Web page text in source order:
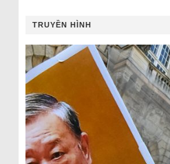
TRUYỀN HÌNH